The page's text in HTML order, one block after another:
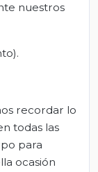
nuestros
recordar lo
todas las
para
ocasión